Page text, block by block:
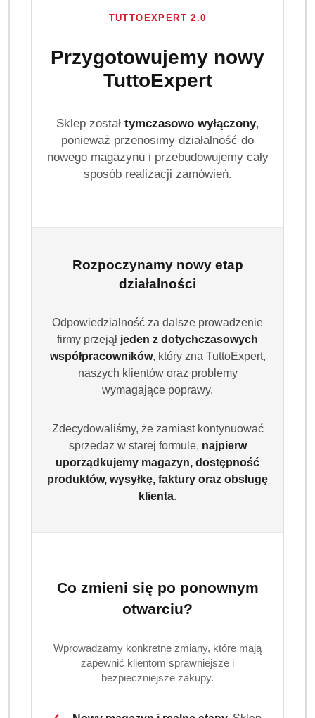
TUTTOEXPERT 2.0
Przygotowujemy nowy
TuttoExpert
Sklep został tymczasowo wyłączony,
ponieważ przenosimy działalność do
nowego magazynu i przebudowujemy cały
sposób realizacji zamówień.
Rozpoczynamy nowy etap
działalności
Odpowiedzialność za dalsze prowadzenie
firmy przejął jeden z dotychczasowych
współpracowników, który zna TuttoExpert,
naszych klientów oraz problemy
wymagające poprawy.
Zdecydowaliśmy, że zamiast kontynuować
sprzedaż w starej formule, najpierw
uporządkujemy magazyn, dostępność
produktów, wysyłkę, faktury oraz obsługę
klienta.
Co zmieni się po ponownym
otwarciu?
Wprowadzamy konkretne zmiany, które mają
zapewnić klientom sprawniejsze i
bezpieczniejsze zakupy.